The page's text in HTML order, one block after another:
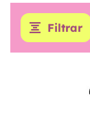
Filtrar